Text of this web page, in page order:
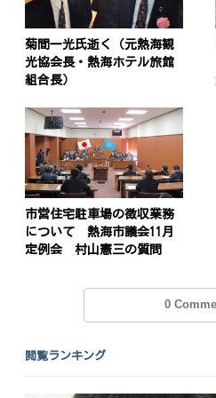
菊間一光氏逝く（元熱海観
光協会長・熱海ホテル旅館
組合長）
市営住宅駐車場の徴収業務
について 熱海市議会11月
定例会 村山憲三の質問
0
閲覧ランキング